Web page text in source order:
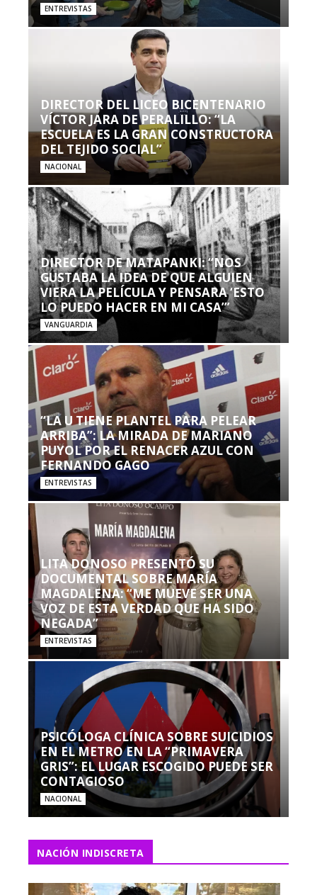
ENTREVISTAS
DIRECTOR DEL LICEO BICENTENARIO
VÍCTOR JARA DE PERALILLO: “LA
ESCUELA ES LA GRAN CONSTRUCTORA
DEL TEJIDO SOCIAL”
NACIONAL
DIRECTOR DE MATAPANKI: “NOS
GUSTABA LA IDEA DE QUE ALGUIEN
VIERA LA PELÍCULA Y PENSARA ‘ESTO
LO PUEDO HACER EN MI CASA’”
VANGUARDIA
“LA U TIENE PLANTEL PARA PELEAR
ARRIBA”: LA MIRADA DE MARIANO
PUYOL POR EL RENACER AZUL CON
FERNANDO GAGO
ENTREVISTAS
LITA DONOSO PRESENTÓ SU
DOCUMENTAL SOBRE MARÍA
MAGDALENA: “ME MUEVE SER UNA
VOZ DE ESTA VERDAD QUE HA SIDO
NEGADA”
ENTREVISTAS
PSICÓLOGA CLÍNICA SOBRE SUICIDIOS
EN EL METRO EN LA “PRIMAVERA
GRIS”: EL LUGAR ESCOGIDO PUEDE SER
CONTAGIOSO
NACIONAL
NACIÓN INDISCRETA